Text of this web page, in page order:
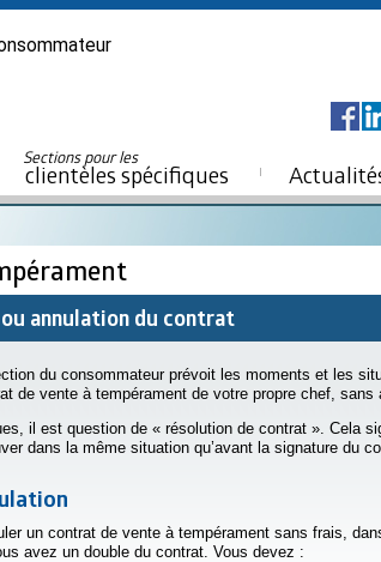
Sections pour les
clientèles spécifiques
annulation du contrat
du consommateur prévoit les moments et les
de vente à tempérament de votre propre chef,
il est question de « résolution de contrat ». Cela
dans la même situation qu’avant la signature du
un contrat de vente à tempérament sans frais,
avez un double du contrat. Vous devez :